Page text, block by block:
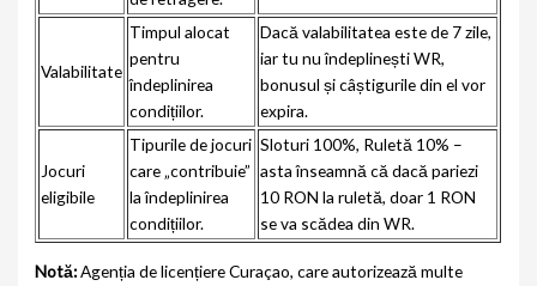
Valabilitate
Timpul alocat
pentru
îndeplinirea
condițiilor.
Dacă valabilitatea este de 7 zile,
iar tu nu îndeplinești WR,
bonusul și câștigurile din el vor
expira.
Jocuri
eligibile
Tipurile de jocuri
care „contribuie”
la îndeplinirea
condițiilor.
Sloturi 100%, Ruletă 10% –
asta înseamnă că dacă pariezi
10 RON la ruletă, doar 1 RON
se va scădea din WR.
Notă:Agenția de licențiere Curaçao, care autorizează multe